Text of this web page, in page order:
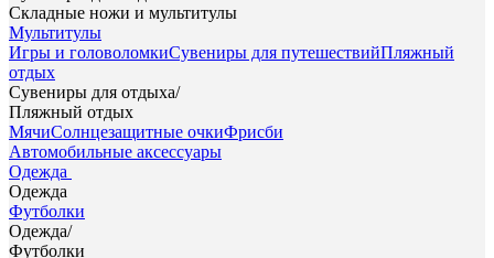
Складные ножи и мультитулы
Мультитулы
Игры и головоломкиСувениры для путешествийПляжный
отдых
Сувениры для отдыха/
Пляжный отдых
МячиСолнцезащитные очкиФрисби
Автомобильные аксессуары
Одежда
Одежда
Футболки
Одежда/
Футболки